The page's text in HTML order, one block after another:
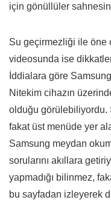
için gönüllüler
Su geçirmezliği ile öne
videosunda ise
İddialara göre
Nitekim cihazın
olduğu görülebiliyordu.
fakat üst menüde yer
Samsung meydan
sorularını akıllara
yapmadığı bilinmez,
bu sayfadan izleyerek